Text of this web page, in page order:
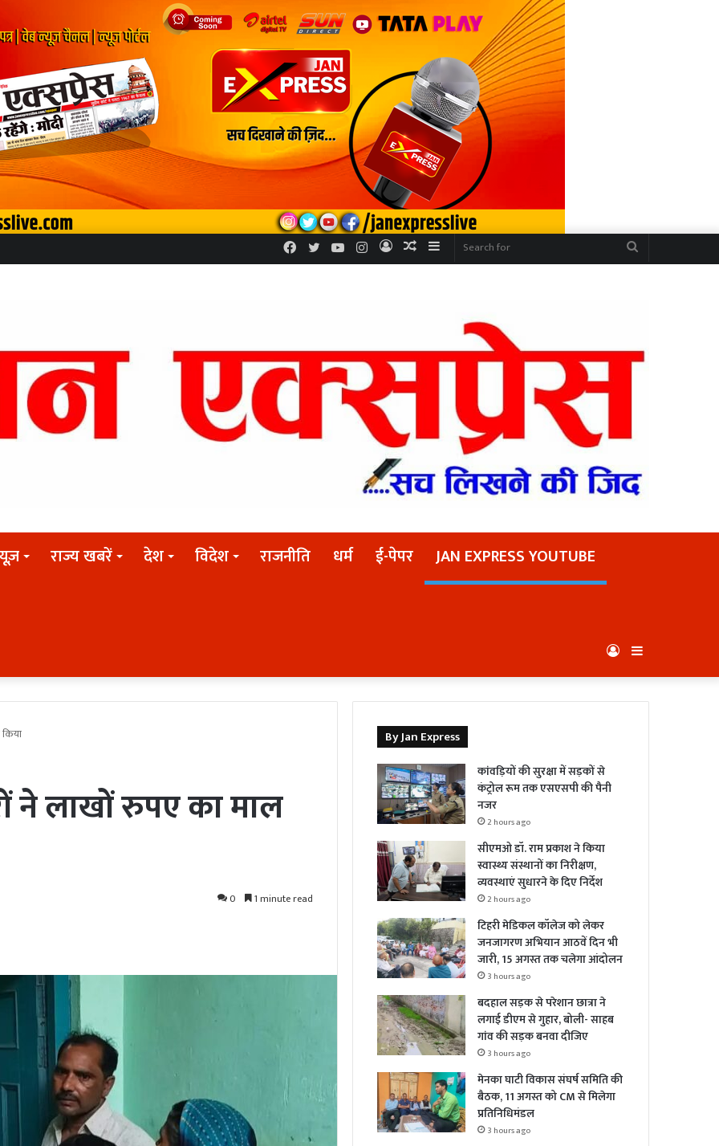
Sidebar
Random
Log
Instagram
YouTube
Twitter
Facebook
राज्य खबरें देश विदेश राजनीति धर्म ई-पेपर
JAN EXPRESS YOUTUBE
Log
In
ने लाखों रुपए का माल
0 1 minute read
By Jan Express
कांवड़ियों की सुरक्षा में सड़कों से
कंट्रोल रूम तक एसएसपी की पैनी
नजर
2 hours ago
सीएमओ डॉ. राम प्रकाश ने किया
स्वास्थ्य संस्थानों का निरीक्षण,
व्यवस्थाएं सुधारने के दिए निर्देश
2 hours ago
टिहरी मेडिकल कॉलेज को लेकर
जनजागरण अभियान आठवें दिन भी
जारी, 15 अगस्त तक चलेगा आंदोलन
3 hours ago
बदहाल सड़क से परेशान छात्रा ने
लगाई डीएम से गुहार, बोली- साहब
गांव की सड़क बनवा दीजिए
3 hours ago
मेनका घाटी विकास संघर्ष समिति की
बैठक, 11 अगस्त को CM से मिलेगा
प्रतिनिधिमंडल
3 hours ago